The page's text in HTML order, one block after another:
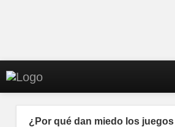
¿Por qué dan miedo los